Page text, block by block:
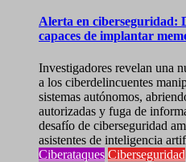
Alerta en ciberseguridad:
capaces de implantar
Investigadores revelan una
a los ciberdelincuentes
sistemas autónomos,
autorizadas y fuga de
desafío de ciberseguridad
asistentes de inteligencia
Ciberataques Ciberseguridad